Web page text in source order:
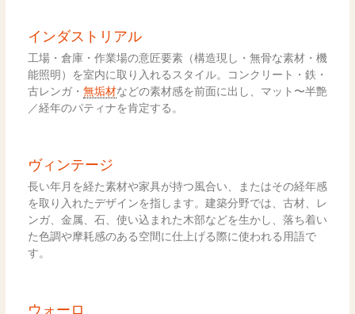
インダストリアル
工場・倉庫・作業場の意匠要素（構造現し・無骨な素材・機
能照明）を室内に取り入れるスタイル。コンクリート・鉄・
古レンガ・ 無垢材などの素材感を前面に出し、マット〜半艶
／経年のパティナを肯定する。
ヴィンテージ
長い年月を経た素材や家具が持つ風合い、またはその経年感
を取り入れたデザインを指します。建築分野では、古材、レ
ンガ、金属、石、使い込まれた木部などを生かし、落ち着い
た色調や摩耗感のある空間に仕上げる際に使われる用語で
す。
ウォーロ